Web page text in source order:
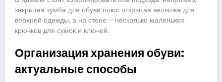
закрытая тумба для обуви плюс открытая вешалка для
верхней одежды, а на стене – несколько маленьких
крючков для сумок и ключей.
Организация хранения обуви:
актуальные способы